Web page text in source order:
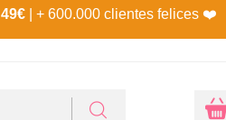
49€ | + 600.000 clientes felices ❤️